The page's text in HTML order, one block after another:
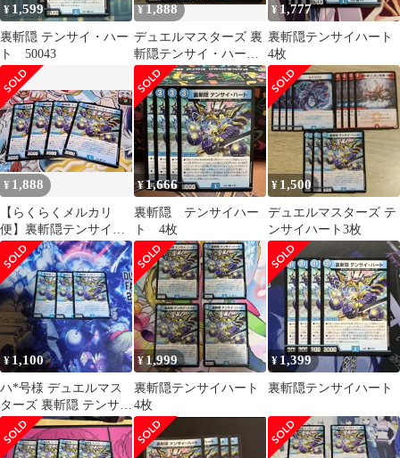
¥ 1,599
裏斬隠 テンサイ・ハー
ト 50043
¥1,888
デュエルマスターズ 裏
斬隠テンサイ・ハート
４枚
¥ 1,777
裏斬隠テンサイハート
4枚
¥ 1,888
【らくらくメルカリ
便】裏斬隠テンサイ・
ハート4枚
¥1,666
裏斬隠 テンサイハー
ト 4枚
¥ 1,500
デュエルマスターズ テ
ンサイハート3枚
¥ 1,100
ハ*号様 デュエルマス
ターズ 裏斬隠 テンサ
イ・ハート 3枚セット
¥1,999
裏斬隠テンサイハート
4枚
¥1,399
裏斬隠テンサイハート